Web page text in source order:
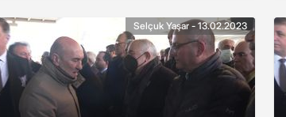
Selçuk Yaşar - 13.02.2023